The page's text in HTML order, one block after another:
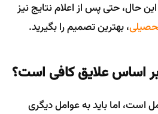
حال، حتی پس از اعلام نتایج نیز
، بهترین تصمیم را بگیرید.
اساس علایق کافی است؟
است، اما باید به عوامل دیگری